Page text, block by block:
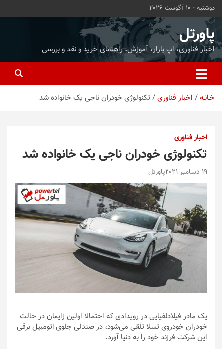
محتوا
بروید
دوشنبه - 10 آگوست 2026
پاورتل
اخبار فناوری، اپ بازار، آموزش، راهنمای خرید و نقد و بررسی
خـانـه اخبار فناوری تکنولوژی خودران ناجی یک خانواده شد
اخبار فناوری
تکنولوژی خودران ناجی یک خانواده شد
19 دسامبر 2021 پاورتل
یک مادر فیلادلفیایی در رویدادی که احتمالا اولین زایمان در حالت
خودران خودروی تسلا تلقی می‌شود، در صندلی جلوی اتومبیل برقی
این شرکت فرزند خود را به دنیا آورد.